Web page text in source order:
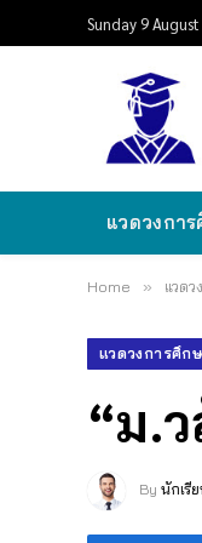
Sunday 9
แวดวงกา
Home » แวดว
แวดวงการศึก
“ม.
By นักเรี